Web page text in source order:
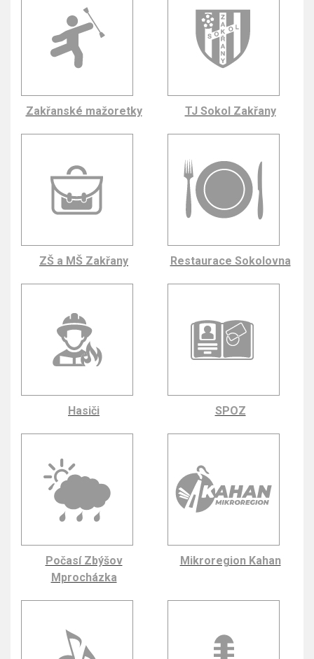
Zakřanské mažoretky TJ Sokol Zakřany
ZŠ a MŠ Zakřany Restaurace Sokolovna
Hasiči SPOZ
Počasí Zbýšov
Mprocházka
Mikroregion Kahan